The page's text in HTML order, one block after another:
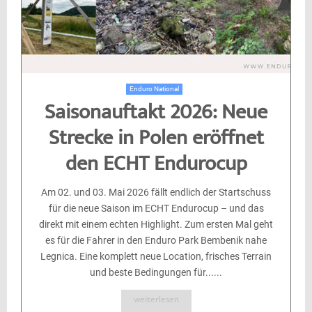
Enduro National
Saisonauftakt 2026: Neue
Strecke in Polen eröffnet
den ECHT Endurocup
Am 02. und 03. Mai 2026 fällt endlich der Startschuss
für die neue Saison im ECHT Endurocup – und das
direkt mit einem echten Highlight. Zum ersten Mal geht
es für die Fahrer in den Enduro Park Bembenik nahe
Legnica. Eine komplett neue Location, frisches Terrain
und beste Bedingungen für......
weiterlesen